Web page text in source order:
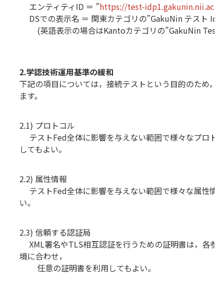
エンティティID ＝ ”https://test-
DSでの表示名 ＝ 関東カテゴリの”GakuNin テスト
(英語表示の場合はKantoカテゴリの”GakuNin Test
2.学認技術運用基準の緩和
下記の項目については，接続テストという目的のため，
ます。
2.1) プロトコル
テストFed全体に影響を与えない範囲で様々なプロト
してもよい。
2.2) 属性情報
テストFed全体に影響を与えない範囲で様々な属性情
い。
2.3) 信頼する認証局
XML署名やTLS相互認証を行うための証明書は，各参
境に合わせ，
任意の証明書を利用してもよい。